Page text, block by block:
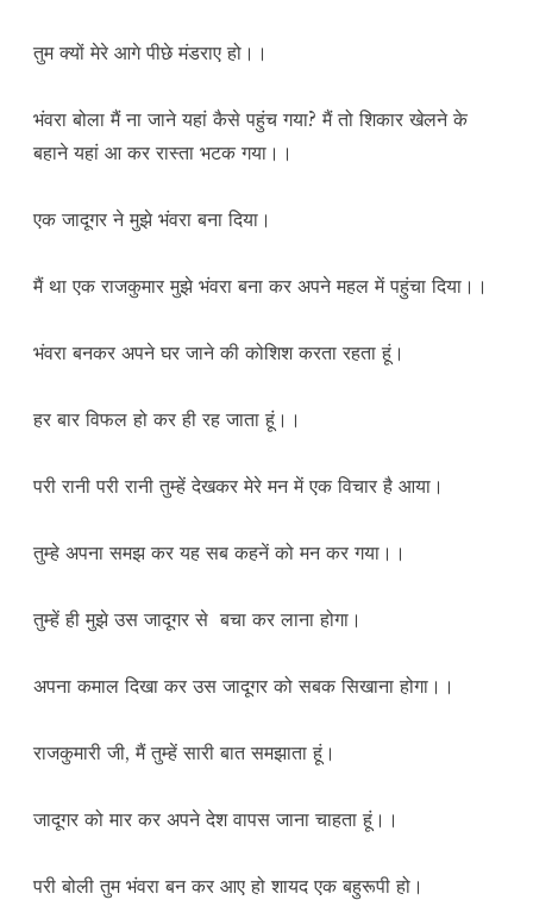
तुम क्यों मेरे आगे पीछे मंडराए हो।।
भंवरा बोला मैं ना जाने यहां कैसे पहुंच गया? मैं तो शिकार खेलने के
बहाने यहां आ कर रास्ता भटक गया।।
एक जादूगर ने मुझे भंवरा बना दिया।
मैं था एक राजकुमार मुझे भंवरा बना कर अपने महल में पहुंचा दिया।।
भंवरा बनकर अपने घर जाने की कोशिश करता रहता हूं।
हर बार विफल हो कर ही रह जाता हूं।।
परी रानी परी रानी तुम्हें देखकर मेरे मन में एक विचार है आया।
तुम्हे अपना समझ कर यह सब कहनें को मन कर गया।।
तुम्हें ही मुझे उस जादूगर से बचा कर लाना होगा।
अपना कमाल दिखा कर उस जादूगर को सबक सिखाना होगा।।
राजकुमारी जी, मैं तुम्हें सारी बात समझाता हूं।
जादूगर को मार कर अपने देश वापस जाना चाहता हूं।।
परी बोली तुम भंवरा बन कर आए हो शायद एक बहुरूपी हो।